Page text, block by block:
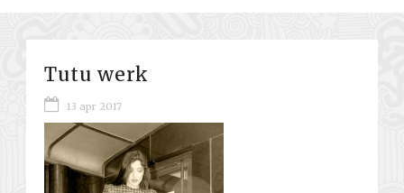
Tutu werk
13 apr 2017